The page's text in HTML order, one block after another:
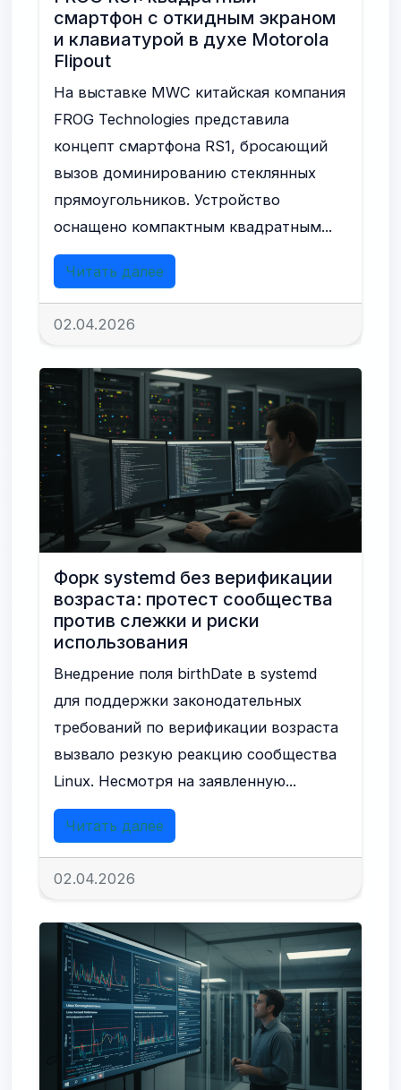
смартфон с откидным экраном
и клавиатурой в духе Motorola
Flipout
На выставке MWC китайская компания
FROG Technologies представила
концепт смартфона RS1, бросающий
вызов доминированию стеклянных
прямоугольников. Устройство
оснащено компактным квадратным...
Читать далее
02.04.2026
Форк systemd без верификации
возраста: протест сообщества
против слежки и риски
использования
Внедрение поля birthDate в systemd
для поддержки законодательных
требований по верификации возраста
вызвало резкую реакцию сообщества
Linux. Несмотря на заявленную...
Читать далее
02.04.2026